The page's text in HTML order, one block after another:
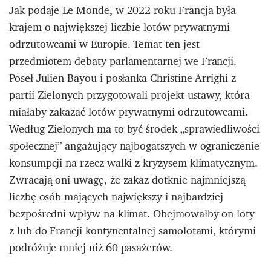
Jak podajeLe Monde, w 2022 roku Francja była
krajem o największej liczbie lotów prywatnymi
odrzutowcami w Europie. Temat ten jest
przedmiotem debaty parlamentarnej we Francji.
Poseł Julien Bayou i posłanka Christine Arrighi z
partii Zielonych przygotowali projekt ustawy, która
miałaby zakazać lotów prywatnymi odrzutowcami.
Według Zielonych ma to być środek „sprawiedliwości
społecznej” angażujący najbogatszych w ograniczenie
konsumpcji na rzecz walki z kryzysem klimatycznym.
Zwracają oni uwagę, że zakaz dotknie najmniejszą
liczbę osób mających największy i najbardziej
bezpośredni wpływ na klimat. Obejmowałby on loty
z lub do Francji kontynentalnej samolotami, którymi
podróżuje mniej niż 60 pasażerów.